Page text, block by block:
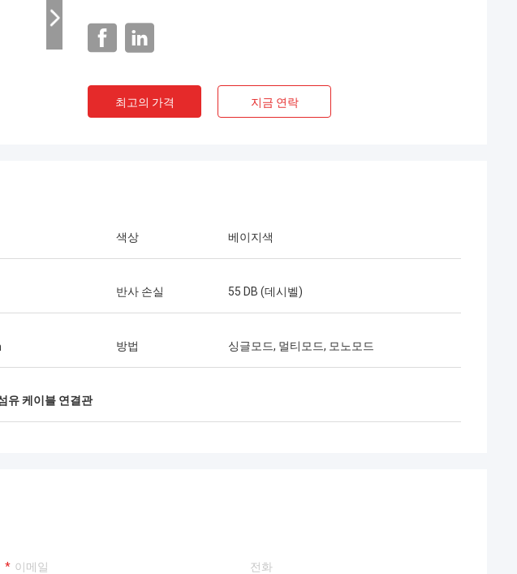
의 장기
속함 및 광
하다고 생
Mr 헨리 타이 어
Kocent Optec Limited는 우리의 장기적인
최고의 가격 지금 연락
색상 베이지색
반사 손실 55 DB (데시벨)
방법 싱글모드, 멀티모드, 모노모드
유 케이블 연결관